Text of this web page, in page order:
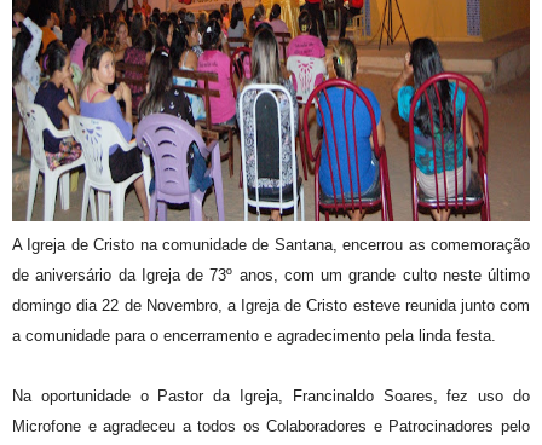
A Igreja de Cristo na comunidade de Santana, encerrou as comemoração
de aniversário da Igreja de 73º anos, com um grande culto neste último
domingo dia 22 de Novembro, a Igreja de Cristo esteve reunida junto com
a comunidade para o encerramento e agradecimento pela linda festa.
Na oportunidade o Pastor da Igreja, Francinaldo Soares, fez uso do
Microfone e agradeceu a todos os Colaboradores e Patrocinadores pelo